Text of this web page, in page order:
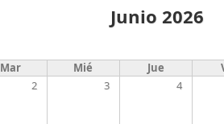
Junio 2026
Mar Mié Jue
2 3 4